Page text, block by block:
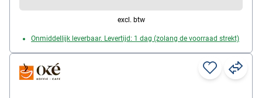
excl. btw
Onmiddellijk leverbaar. Levertijd: 1 dag (zolang de voorraad strekt)